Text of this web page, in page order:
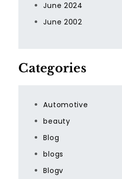
June 2024
June 2002
Categories
Automotive
beauty
Blog
blogs
Blogv